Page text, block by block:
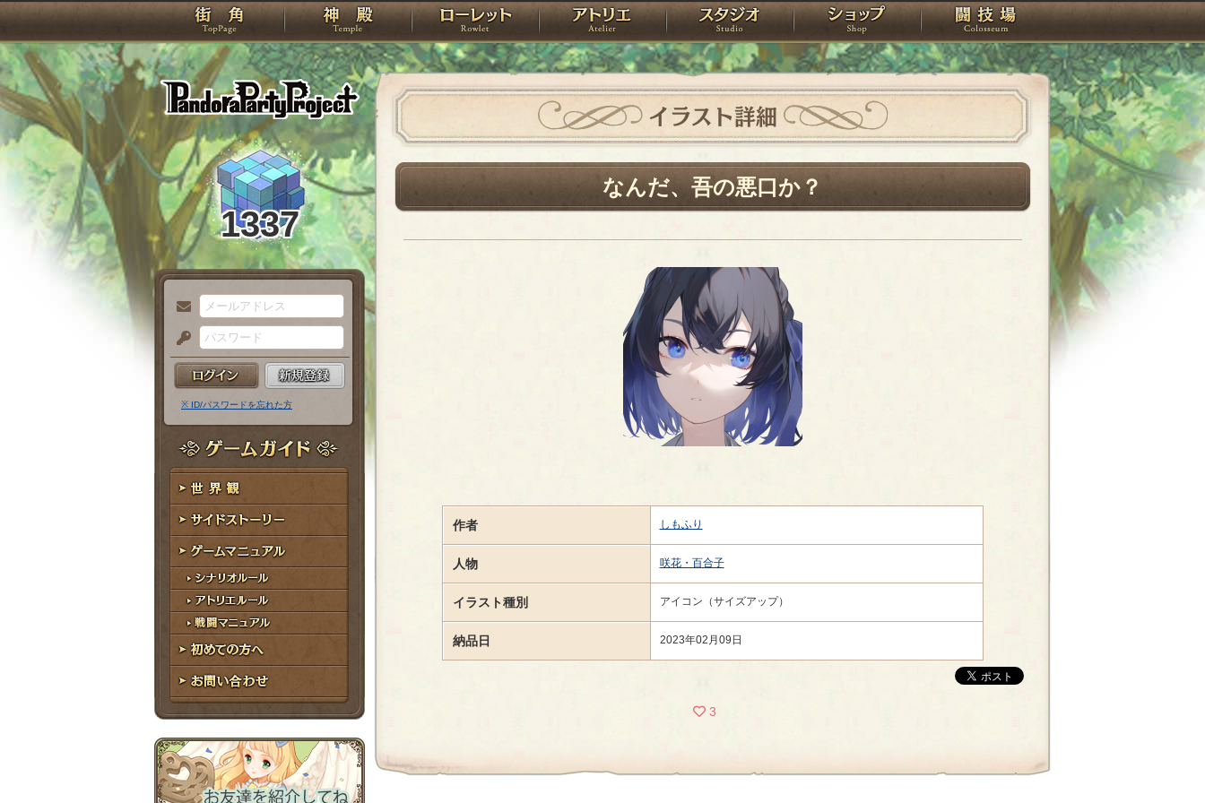
PandoraPartyProject
TOP 神殿 ローレット アトリエ スタジオ ショップ 闘技場
1337
メ
ー
ル
ア
ド
レ
ス
パ
ス
ー
ド
※ ID/パスワードを忘れた方
ゲームガイド
世界観
サイドストーリー
ゲームマニュアル
シナリオルール
アトリエルール
戦闘マニュアル
初めての方へ
お問い合わせ
イラスト詳細
なんだ、吾の悪口か？
作者 しもふり
人物 咲花・百合子
イラスト種別 アイコン（サイズアップ）
納品日 2023年02月09日
3